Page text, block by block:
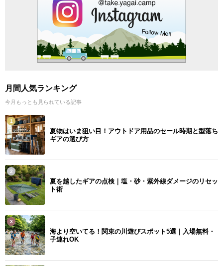
月間人気ランキング
今月もっとも見られている記事
1
夏物はいま狙い目！アウトドア用品のセール時期と型落ち
ギアの選び方
2
夏を越したギアの点検｜塩・砂・紫外線ダメージのリセッ
ト術
3
海より空いてる！関東の川遊びスポット5選｜入場無料・
子連れOK